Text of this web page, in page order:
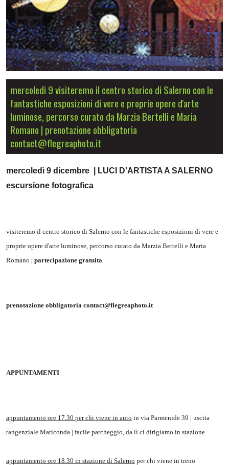
mercoledi 9 visiteremo il centro storico di Salerno con le
fantastiche esposizioni di vere e proprie opere d'arte
luminose, percorso curato da Marzia Bertelli e Maria
Romano | prenotazione obbligatoria
contact@flegreaphoto.it
mercoledì 9 dicembre | LUCI D'ARTISTA A SALERNO
escursione fotografica
visiteremo il centro storico di Salerno con le fantastiche esposizioni di vere e
proprie opere d'arte luminose, percorso curato da Marzia Bertelli e Maria
Romano | partecipazione gratuita
prenotazione obbligatoria contact@flegreaphoto.it
APPUNTAMENTI
appuntamento ore 17.30 per chi viene in auto in via Parmenide 39 | uscita
tangenziale Mariconda | facile parcheggio, da lì ci dirigiamo in stazione
appuntamento ore 18.30 in stazione di Salerno per chi viene in treno